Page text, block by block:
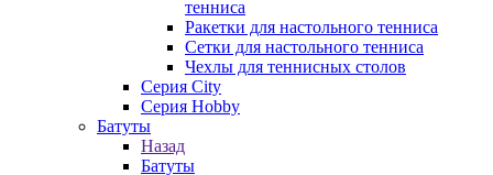
тенниса
Ракетки для настольного тенниса
Сетки для настольного тенниса
Чехлы для теннисных столов
Серия City
Серия Hobby
Батуты
Назад
Батуты